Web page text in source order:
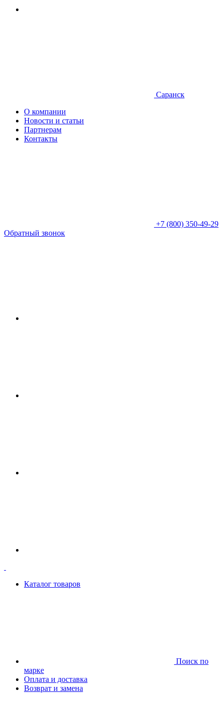
Саранск
О компании
Новости и статьи
Партнерам
Контакты
+7 (800) 350-49-29
Обратный звонок
Каталог товаров
Поиск по
марке
Оплата и доставка
Возврат и замена